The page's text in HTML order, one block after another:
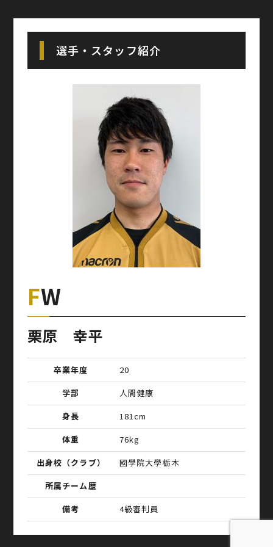
選手・スタッフ紹介
FW
栗原 幸平
卒業年度
20
学部
人間健康
身長
181cm
体重
76kg
出身校（クラブ）
國學院大學栃木
所属チーム歴
備考
4級審判員